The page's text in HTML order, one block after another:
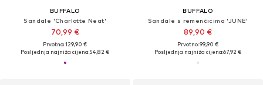
BUFFALO
Sandale 'Charlotte Neat'
70,99 €
Prvotno: 129,90 €
Posljednja najniža cijena:54,82 €
BUFFALO
Sandale s remenčićima 'JUNE'
89,90 €
Prvotno: 99,90 €
Posljednja najniža cijena:67,92 €